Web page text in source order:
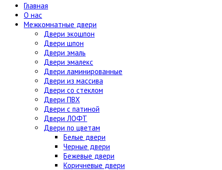
Главная
О нас
Межкомнатные двери
Двери экошпон
Двери шпон
Двери эмаль
Двери эмалекс
Двери ламинированные
Двери из массива
Двери со стеклом
Двери ПВХ
Двери с патиной
Двери ЛОФТ
Двери по цветам
Белые двери
Черные двери
Бежевые двери
Коричневые двери